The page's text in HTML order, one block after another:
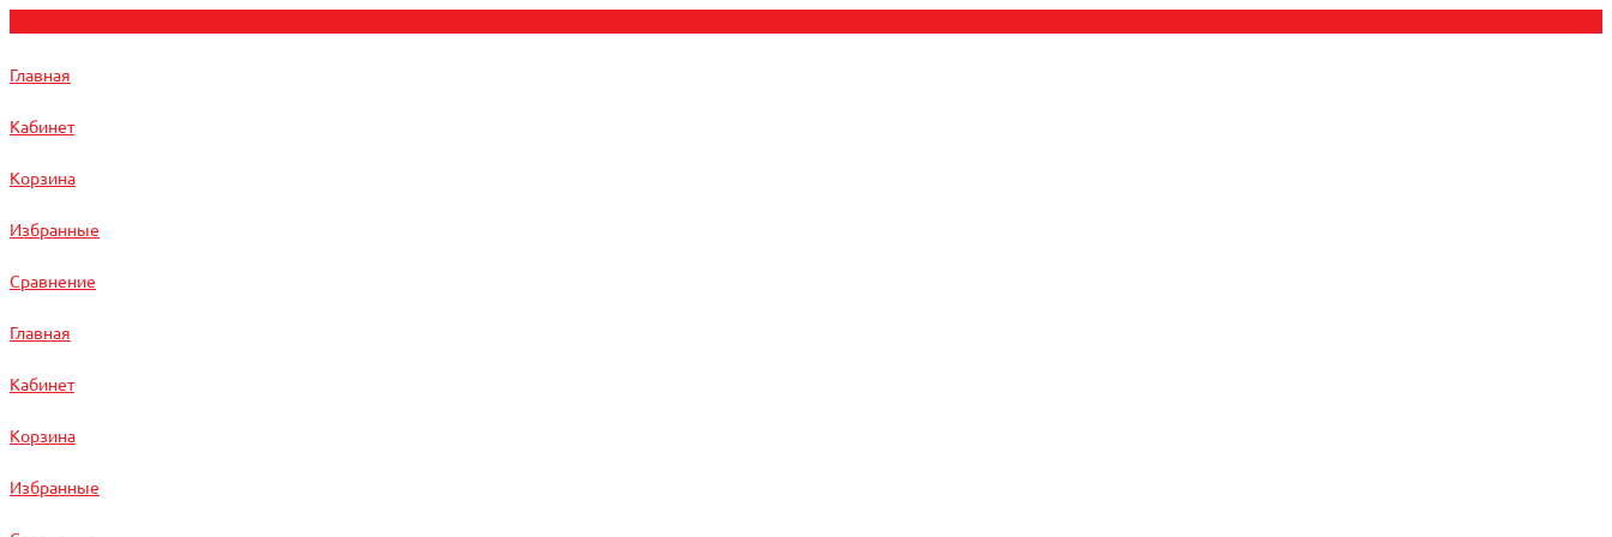
Главная
Кабинет
Корзина
Избранные
Сравнение
Главная
Кабинет
Корзина
Избранные